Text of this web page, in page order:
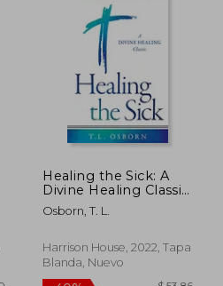
40%
Healing the Sick: A
Divine Healing Classic
(en Inglés)
Osborn, T. L.
Harrison House, 2022, Tapa
Blanda, Nuevo